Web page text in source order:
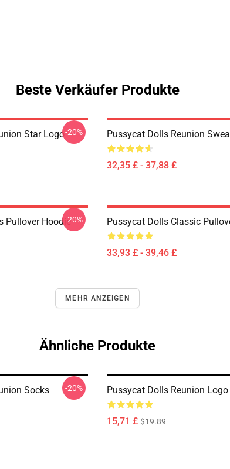
Beste Verkäufer Produkte
Star Logo-20% Pussycat Dolls Reunion
32,35 £ - 37,88 £
Pullover Hoodie-20% Pussycat Dolls Classic
33,93 £ - 39,46 £
MEHR ANZEIGEN
Ähnliche Produkte
Socks -20% Pussycat Dolls Reunion Logo
15,71 £ $19.89